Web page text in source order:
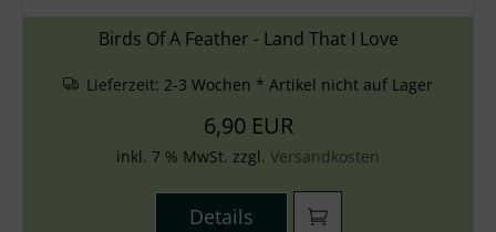
Birds Of A Feather - Land That I Love
Lieferzeit: 2-3 Wochen * Artikel nicht auf Lager
6,90 EUR
inkl. 7 % MwSt. zzgl. Versandkosten
Details